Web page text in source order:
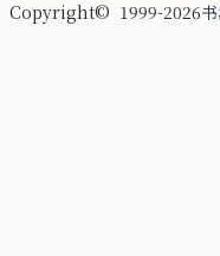
Copyright© 1999-2026